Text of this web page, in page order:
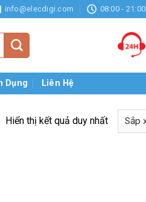
info@elecdigi.com 08:00 - 21:00
Dụng Liên Hệ
Hiển thị kết quả duy nhất